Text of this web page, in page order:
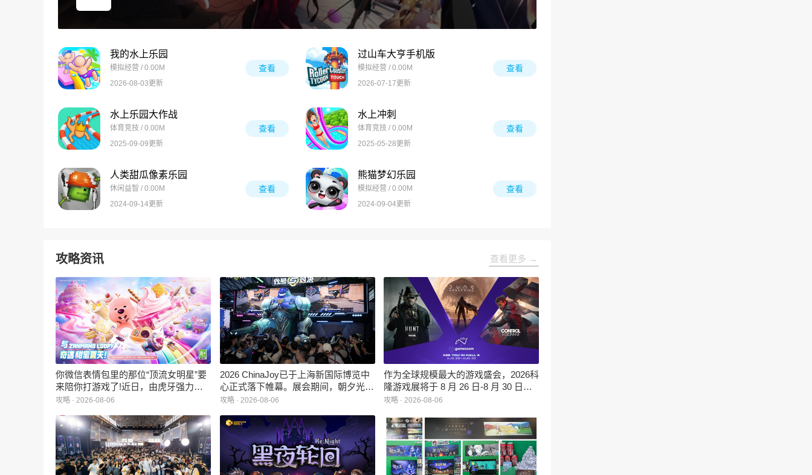
我的水上乐园
模拟经营 / 0.00M
2026-08-03更新
查看
过山车大亨手机版
模拟经营 / 0.00M
2026-07-17更新
查看
水上乐园大作战
体育竞技 / 0.00M
2025-09-09更新
查看
水上冲刺
体育竞技 / 0.00M
2025-05-28更新
查看
人类甜瓜像素乐园
休闲益智 / 0.00M
2024-09-14更新
查看
熊猫梦幻乐园
模拟经营 / 0.00M
2024-09-04更新
查看
攻略资讯 查看更多 →
你微信表情包里的那位“顶流女明星”要
来陪你打游戏了!近日，由虎牙强力发
行、正版Zanmang Loopy(赞萌露比)IP
遇》正式曝光。这款产品巧妙融合了
3D立体消除、模拟经营与丰富的互动
社交玩法，准备为广大玩家和
ZANMANG LOOPY粉丝们带来一场视
觉与味觉的双重“奇遇”。
攻略 · 2026-08-06
2026 ChinaJoy已于上海新国际博览中
心正式落下帷幕。展会期间，朝夕光年
旗下蓝海工作室自研的多英雄策略射击
相，并向玩家开放试玩。
攻略 · 2026-08-06
作为全球规模最大的游戏盛会，2026科
隆游戏展将于 8 月 26 日-8 月 30 日在
德国举行。日前，科隆游戏展官方宣
罄，这也是科隆游戏展办展史上首次出
现展位一席难求的情况。
攻略 · 2026-08-06